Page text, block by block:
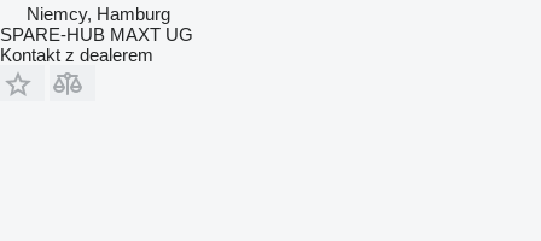
Niemcy, Hamburg
SPARE-HUB MAXT UG
Kontakt z dealerem